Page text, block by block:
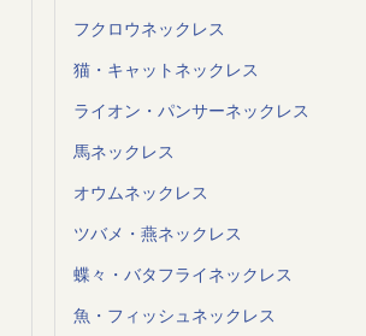
フクロウネックレス
猫・キャットネックレス
ライオン・パンサーネックレス
馬ネックレス
オウムネックレス
ツバメ・燕ネックレス
蝶々・バタフライネックレス
魚・フィッシュネックレス